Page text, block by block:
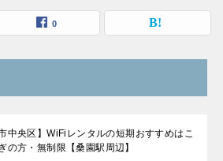
0
市中央区】WiFiレンタルの短期おすすめはこ
の方・無制限【桑園駅周辺】